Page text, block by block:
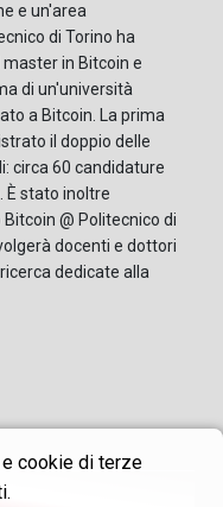
cookie di terze
e un'area
di Torino ha
in Bitcoin e
di un'università
a Bitcoin. La prima
il doppio delle
circa 60 candidature
È stato inoltre
@ Politecnico di
docenti e dottori
dedicate alla